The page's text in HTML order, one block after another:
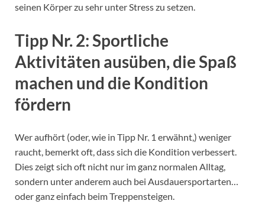
seinen Körper zu sehr unter Stress zu setzen.
Tipp Nr. 2: Sportliche
Aktivitäten ausüben, die Spaß
machen und die Kondition
fördern
Wer aufhört (oder, wie in Tipp Nr. 1 erwähnt,) weniger
raucht, bemerkt oft, dass sich die Kondition verbessert.
Dies zeigt sich oft nicht nur im ganz normalen Alltag,
sondern unter anderem auch bei Ausdauersportarten…
oder ganz einfach beim Treppensteigen.